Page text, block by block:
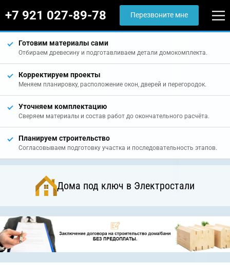
+7 921 027-89-78 Перезвоните мне
Готовим материалы сами
Отбираем древесину и подготавливаем детали домокомплекта.
Корректируем проекты
Меняем планировку, расположение окон, дверей и перегородок.
Уточняем комплектацию
Сверяем материалы и состав работ до окончательного расчёта.
Планируем строительство
Согласовываем подготовку участка и последовательность этапов.
Дома под ключ в Электростали